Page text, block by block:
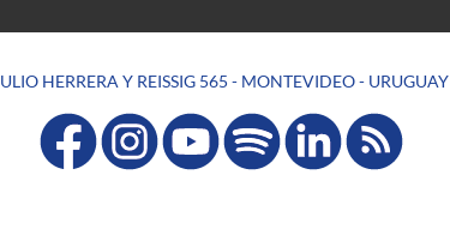
HERRERA Y REISSIG 565 - MONTEVIDEO - URUGUAY